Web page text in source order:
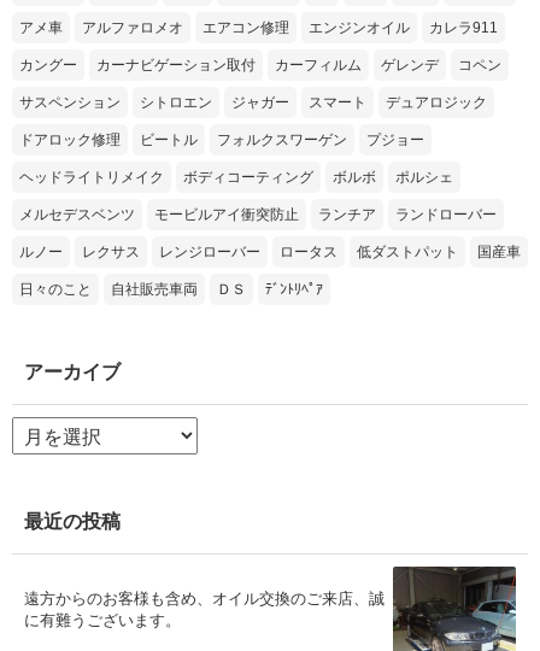
アメ車 アルファロメオ エアコン修理 エンジンオイル カレラ911
カングー カーナビゲーション取付 カーフィルム ゲレンデ コペン
サスペンション シトロエン ジャガー スマート デュアロジック
ドアロック修理 ビートル フォルクスワーゲン プジョー
ヘッドライトリメイク ボディコーティング ボルボ ポルシェ
メルセデスベンツ モービルアイ衝突防止 ランチア ランドローバー
ルノー レクサス レンジローバー ロータス 低ダストパット 国産車
日々のこと 自社販売車両 ＤＳ ﾃﾞﾝﾄﾘﾍﾟｱ
アーカイブ
ア
ー
ブ
最近の投稿
遠方からのお客様も含め、オイル交換のご来店、誠
に有難うございます。